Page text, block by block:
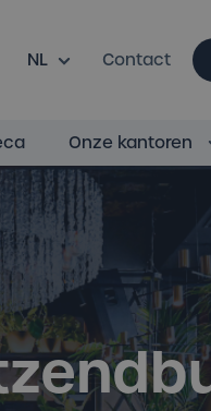
NL Contact
Onze kantoren